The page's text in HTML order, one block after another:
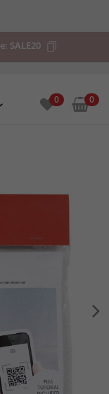
SALE20
0 0